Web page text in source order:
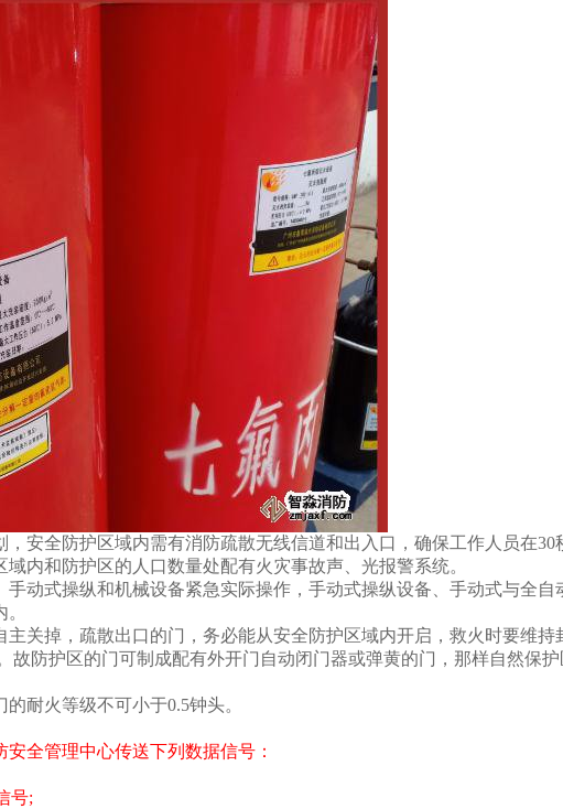
全防护区域内需有消防疏散无线信道和出入口，确保工作人员在30
内和防护区的人口数量处配有火灾事故声、光报警系统。
式操纵和机械设备紧急实际操作，手动式操纵设备、手动式与全自
掉，疏散出口的门，务必能从安全防护区域内开启，救火时要维持
故防护区的门可制成配有外开门自动闭门器或弹黄的门，那样自然保
火等级不可小于0.5钟头。
全管理中心传送下列数据信号：
号;